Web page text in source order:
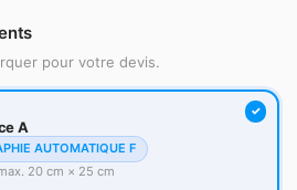
pour votre devis.
A
AUTOMATIQUE F
20 cm × 25 cm